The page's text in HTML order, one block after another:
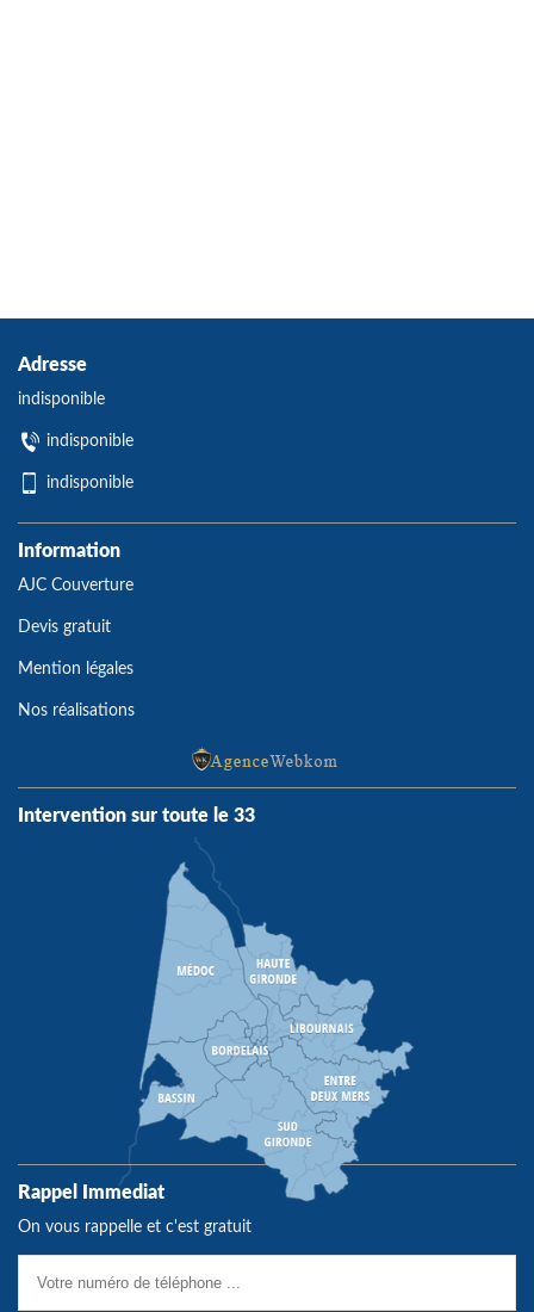
Adresse
indisponible
indisponible
indisponible
Information
AJC Couverture
Devis gratuit
Mention légales
Nos réalisations
Intervention sur toute le 33
Rappel Immediat
On vous rappelle et c'est gratuit